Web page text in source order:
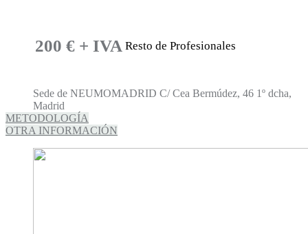
200 € + IVA Resto de Profesionales
Sede de NEUMOMADRID C/ Cea Bermúdez, 46 1º dcha,
Madrid
METODOLOGÍA
OTRA INFORMACIÓN